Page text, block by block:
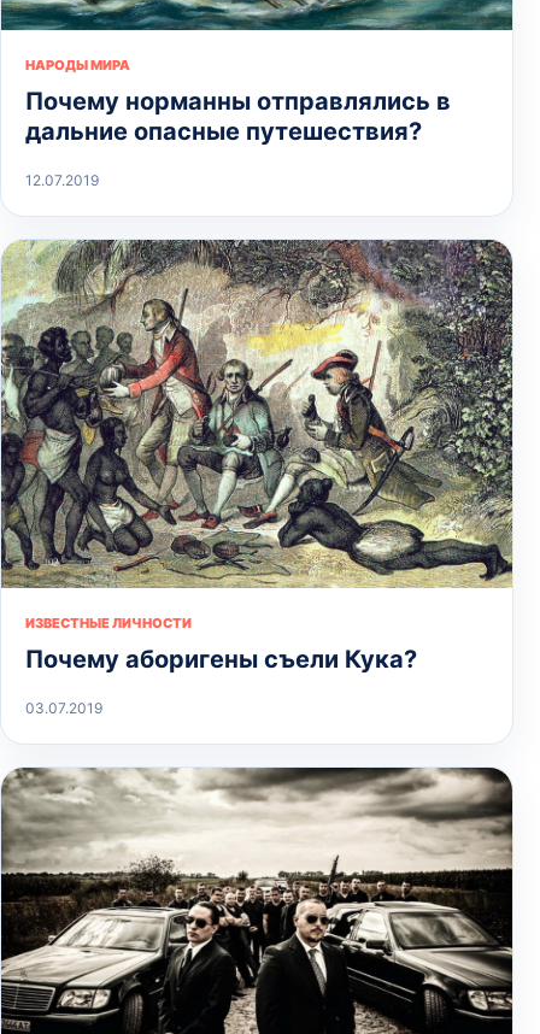
НАРОДЫ МИРА
Почему норманны отправлялись в
дальние опасные путешествия?
12.07.2019
ИЗВЕСТНЫЕ ЛИЧНОСТИ
Почему аборигены съели Кука?
03.07.2019